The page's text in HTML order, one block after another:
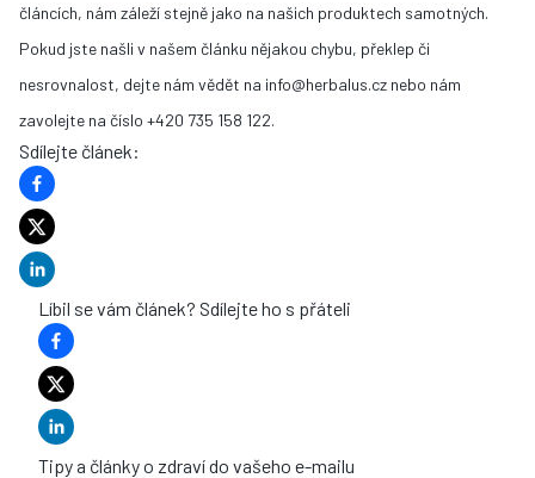
článcích, nám záleží stejně jako na našich produktech samotných.
Pokud jste našli v našem článku nějakou chybu, překlep či
nesrovnalost, dejte nám vědět na info@herbalus.cz nebo nám
zavolejte na číslo +420 735 158 122.
Sdílejte článek:
Líbil se vám článek? Sdílejte ho s přáteli
Tipy a články o zdraví do vašeho e-mailu